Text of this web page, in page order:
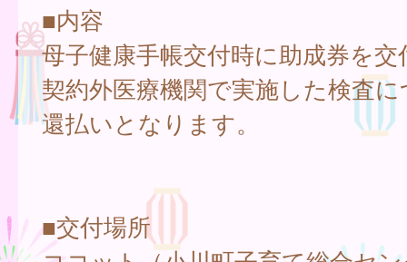
■内容
母子健康手帳交付時に助成券を交
契約外医療機関で実施した検査
還払いとなります。
■交付場所